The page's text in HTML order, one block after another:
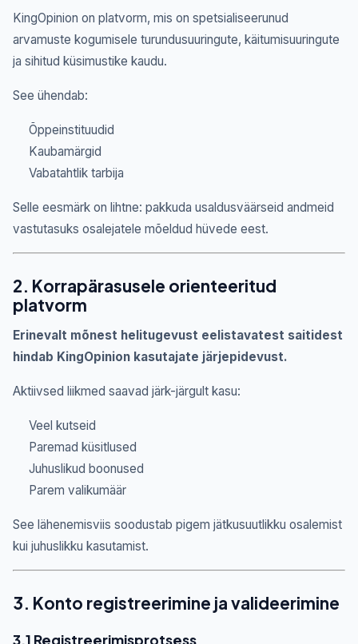
KingOpinion on platvorm, mis on spetsialiseerunud
arvamuste kogumisele turundusuuringute, käitumisuuringute
ja sihitud küsimustike kaudu.
See ühendab:
Õppeinstituudid
Kaubamärgid
Vabatahtlik tarbija
Selle eesmärk on lihtne: pakkuda usaldusväärseid andmeid
vastutasuks osalejatele mõeldud hüvede eest.
2. Korrapärasusele orienteeritud
platvorm
Erinevalt mõnest helitugevust eelistavatest saitidest
hindab KingOpinion kasutajate järjepidevust.
Aktiivsed liikmed saavad järk-järgult kasu:
Veel kutseid
Paremad küsitlused
Juhuslikud boonused
Parem valikumäär
See lähenemisviis soodustab pigem jätkusuutlikku osalemist
kui juhuslikku kasutamist.
3. Konto registreerimine ja valideerimine
3.1 Registreerimisprotsess